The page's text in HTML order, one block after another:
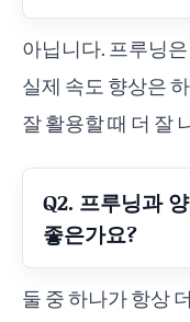
아닙니다. 프루닝
실제 속도 향상은
잘 활용할 때 더 잘
Q2. 프루닝과
좋은가요?
둘 중 하나가 항상